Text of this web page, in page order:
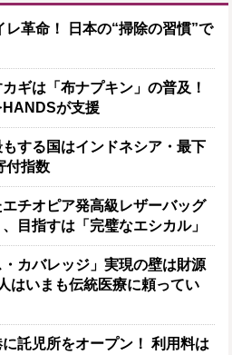
レ革命！ 日本の“掃除の習慣”で
ギは「布ナプキン」の普及！
HANDSが支援
する国はインドネシア・最下
付指数
チオピア発高級レザーバッグ
目指すは「完璧なエシカル」
・カバレッジ」実現の壁は財源
はいまも伝統医療に頼ってい
託児所をオープン！ 利用料は